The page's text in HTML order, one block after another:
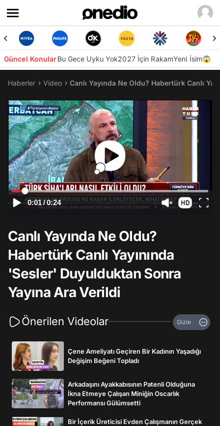
Güncel KonularBu Gece Uyku Yok2027 İçin RakamYeni İsim😱
Haberler Video Canlı Yayında Ne Oldu? Habertürk Canlı
0:01/0:24
Canlı Yayında Ne Oldu?
Habertürk Canlı Yayınında
'Sesler' Duyulduktan Sonra
Yayına Ara Verildi
Önerilen Videolar Gizle
Çene Ameliyatı Geçiren Bir Kadının Yaşadığı
Değişim Beğeni Topladı
Arkadaşını Ayakkabısının Patenli Olduğuna
İkna Etmeye Çalışan Miniğin Oscarlık
Performansı Gülümsetti
Bir İçerik Üreticisi Evden Çalışmanın Gerçek